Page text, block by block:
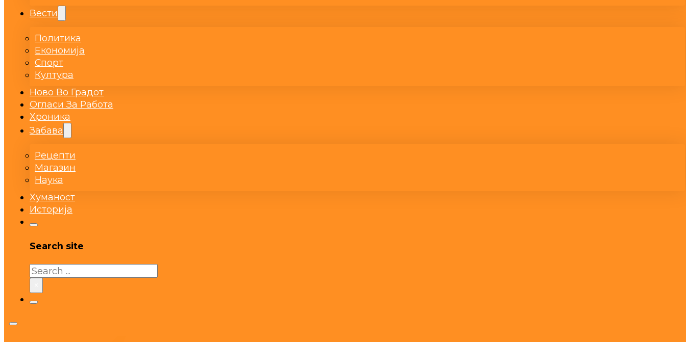
Вести
Политика
Економија
Спорт
Култура
Ново Во Градот
Огласи За Работа
Хроника
Забава
Рецепти
Магазин
Наука
Хуманост
Историја
Search site
Search